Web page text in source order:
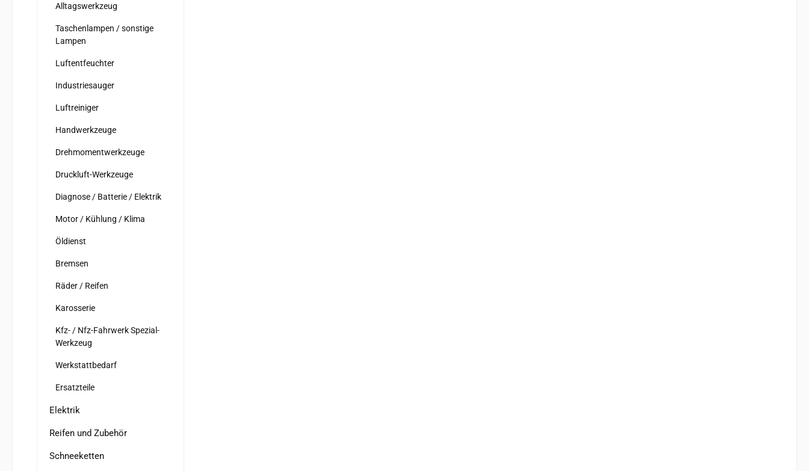
Alltagswerkzeug
Taschenlampen / sonstige
Lampen
Luftentfeuchter
Industriesauger
Luftreiniger
Handwerkzeuge
Drehmomentwerkzeuge
Druckluft-Werkzeuge
Diagnose / Batterie / Elektrik
Motor / Kühlung / Klima
Öldienst
Bremsen
Räder / Reifen
Karosserie
Kfz- / Nfz-Fahrwerk Spezial-
Werkzeug
Werkstattbedarf
Ersatzteile
Elektrik
Reifen und Zubehör
Schneeketten